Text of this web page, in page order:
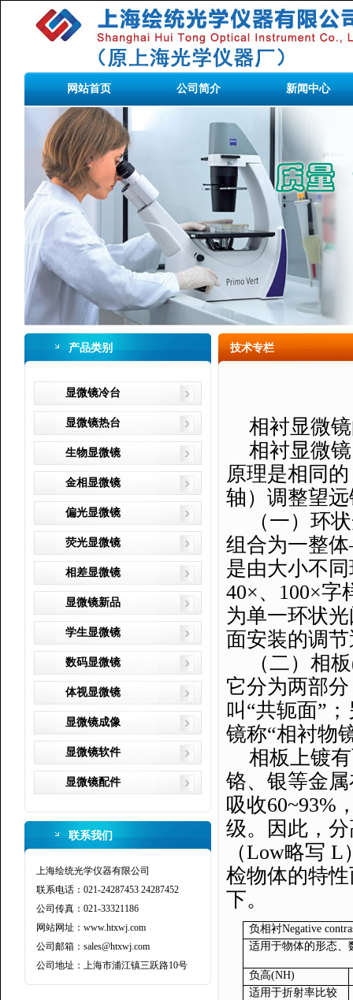
网站首页 公司简介 新闻中心
产品类别
显微镜冷台
显微镜热台
生物显微镜
金相显微镜
偏光显微镜
荧光显微镜
相差显微镜
显微镜新品
学生显微镜
数码显微镜
体视显微镜
显微镜成像
显微镜软件
显微镜配件
联系我们
上海绘统光学仪器有限公司
联系电话：021-24287453 24287452
公司传真：021-33321186
网站网址：www.htxwj.com
公司邮箱：sales@htxwj.com
公司地址：上海市浦江镇三跃路10号
技术专栏
相衬显微
相衬显微
原理是相同
轴）调整望
（一）环
组合为一整
是由大小不
40×、 100×字
为单一环状
面安装的调
（二）相板
它分为两部
叫“共轭面”
镜称“相衬物
相板上镀
铬、银等金
吸收60~93%
级。因此，
（Low略写 L
检物体的特
下。
负相衬Negative
适用于物体的形态、
负高(NH)
适用于折射率比较